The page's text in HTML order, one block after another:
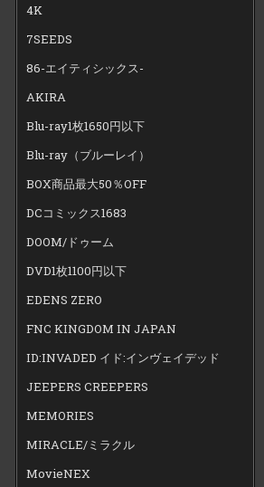
4K
7SEEDS
86-エイティシックス-
AKIRA
Blu-ray1枚1650円以下
Blu-ray（ブルーレイ）
BOX商品最大50％OFF
DCコミックス1683
DOOM/ドゥーム
DVD1枚1100円以下
EDENS ZERO
FNC KINGDOM IN JAPAN
ID:INVADED イド:インヴェイデッド
JEEPERS CREEPERS
MEMORIES
MIRACLE/ミラクル
MovieNEX